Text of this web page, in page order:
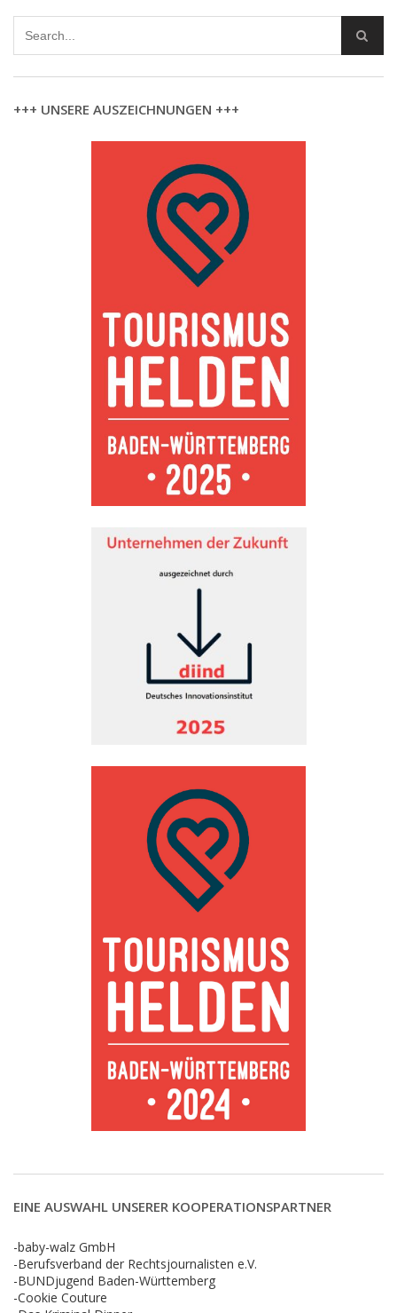
+++ UNSERE AUSZEICHNUNGEN +++
EINE AUSWAHL UNSERER KOOPERATIONSPARTNER
-baby-walz GmbH
-Berufsverband der Rechtsjournalisten e.V.
-BUNDjugend Baden-Württemberg
-Cookie Couture